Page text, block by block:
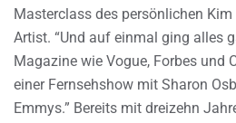
Masterclass des persönlichen
Artist. “Und auf einmal ging alles
Magazine wie Vogue, Forbes und
einer Fernsehshow mit Sharon
Emmys.” Bereits mit dreizehn